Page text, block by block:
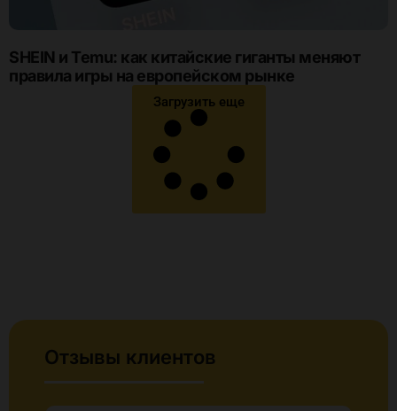
SHEIN и Temu: как китайские гиганты меняют
правила игры на европейском рынке
Загрузить еще
Отзывы клиентов